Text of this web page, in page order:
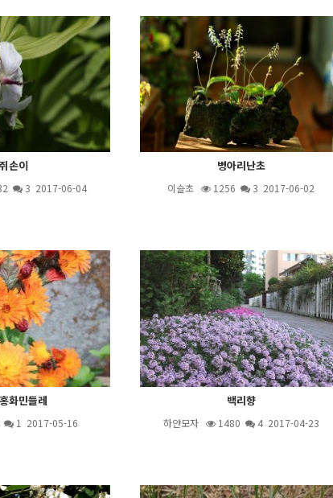
손이
3 2017-06-04
병아리난초
이슬초 1256 3 2017-06-02
화민들레
1 2017-05-16
백리향
하얀모자 1480 42017-04-23